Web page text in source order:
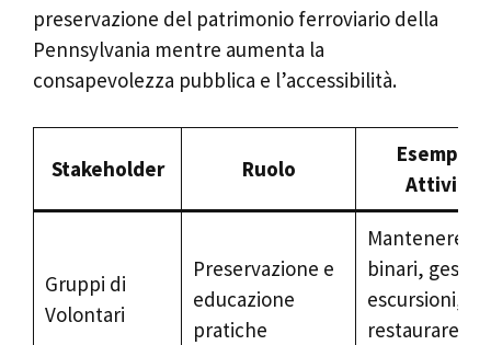
preservazione del patrimonio ferroviario della
Pennsylvania mentre aumenta la
consapevolezza pubblica e l’accessibilità.
Stakeholder Ruolo
Esempi di
Attività
Gruppi di
Volontari
Preservazione e
educazione
pratiche
Mantenere i
binari, gestire
escursioni,
restaurare i